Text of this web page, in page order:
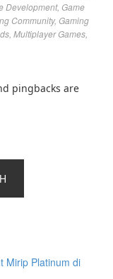
Development, Game
Community, Gaming
Multiplayer Games
pingbacks are
Mirip Platinum di